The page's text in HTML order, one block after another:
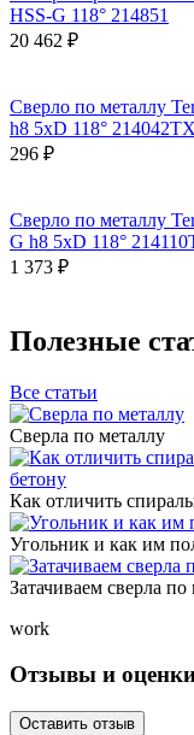
HSS-G 118° 214851
20 462 ₽
Сверло по металлу
h8 5xD 118° 214042TX
296 ₽
Сверло по металлу
G h8 5xD 118°
1 373 ₽
Полезные
Все статьи
Сверла по металлу
Как отличить
Угольник и как им
Затачиваем сверла
work
Отзывы и
Оставить отзыв